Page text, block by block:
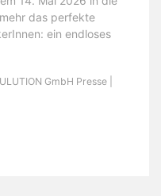
das perfekte
ein endloses
GmbH Presse |